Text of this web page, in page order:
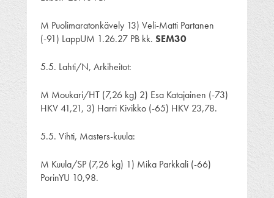
M Puolimaratonkävely 13) Veli-Matti Partanen
(-91) LappUM 1.26.27 PB kk. SEM30
5.5. Lahti/N, Arkiheitot:
M Moukari/HT (7,26 kg) 2) Esa Katajainen (-73)
HKV 41,21, 3) Harri Kivikko (-65) HKV 23,78.
5.5. Vihti, Masters-kuula:
M Kuula/SP (7,26 kg) 1) Mika Parkkali (-66)
PorinYU 10,98.